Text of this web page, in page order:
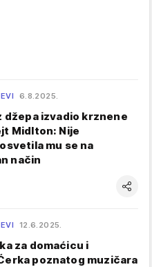
6.8.2025.
džepa izvadio krznene
Midlton: Nije
mu se na
način
12.6.2025.
za domaćicu i
poznatog muzičara